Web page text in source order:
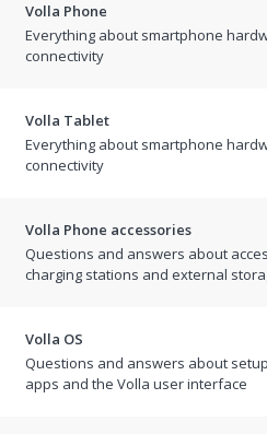
Volla Phone
Everything about smartphone
connectivity
Volla Tablet
Everything about smartphone
connectivity
Volla Phone accessories
Questions and answers about
charging stations and external
Volla OS
Questions and answers about
apps and the Volla user interface